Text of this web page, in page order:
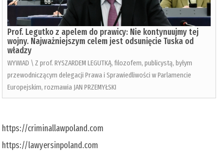
Prof. Legutko z apelem do prawicy: Nie kontynuujmy tej
wojny. Najważniejszym celem jest odsunięcie Tuska od
władzy
WYWIAD \ Z prof. RYSZARDEM LEGUTKĄ, filozofem, publicystą, byłym
przewodniczącym delegacji Prawa i Sprawiedliwości w Parlamencie
Europejskim, rozmawia JAN PRZEMYŁSKI
https://criminallawpoland.com
https://lawyersinpoland.com